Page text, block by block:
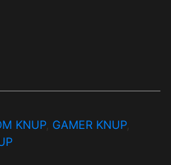
KNUP, GAMER KNUP,